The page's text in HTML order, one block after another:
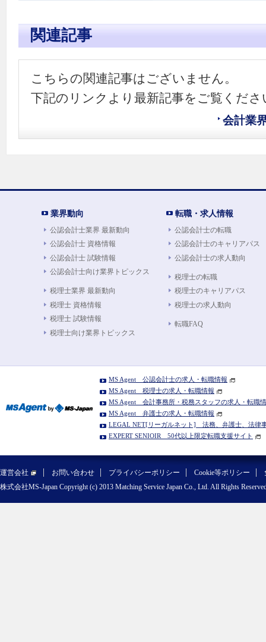
関連記事
こちらの関連記事はございません。
下記のリンクより最新記事をご覧くださ
会計業
業界動向
公認会計士業界 最新動向
公認会計士 資格情報
公認会計士 試験情報
公認会計士向け業界トピックス
税理士業界 最新動向
税理士 資格情報
税理士 試験情報
税理士向け業界トピックス
転職・求人情報
公認会計士の転職
公認会計士のキャリアパス
公認会計士の求人動向
税理士の転職
税理士のキャリアパス
税理士の求人動向
転職FAQ
MS Agent 公認会計士の求人・転職情報
MS Agent 税理士の求人・転職情報
MS Agent 会計事務所・税務スタッフの求人・転職
MS Agent 弁護士の求人・転職情報
LEGAL NET[リーガルネット] 法務、弁護士、法律
EXPERT SENIOIR 50代以上限定転職支援サイト
運営会社 お問い合わせ プライバシーポリシー Cookie等ポリシー
株式会社MS-Japan Copyright (c) 2013 Matching Service Japan Co., Ltd. All Rights